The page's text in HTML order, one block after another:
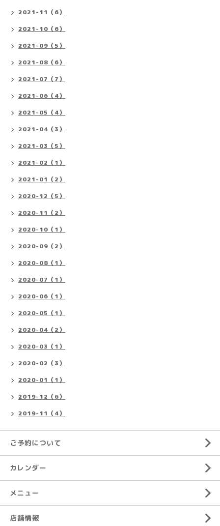
2021-11（6）
2021-10（6）
2021-09（5）
2021-08（6）
2021-07（7）
2021-06（4）
2021-05（4）
2021-04（3）
2021-03（5）
2021-02（1）
2021-01（2）
2020-12（5）
2020-11（2）
2020-10（1）
2020-09（2）
2020-08（1）
2020-07（1）
2020-06（1）
2020-05（1）
2020-04（2）
2020-03（1）
2020-02（3）
2020-01（1）
2019-12（6）
2019-11（4）
ご予約について
カレンダー
メニュー
店舗情報